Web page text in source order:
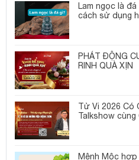
Lam ngọc là
cách sử dụng
PHÁT ĐỘNG
RINH QUÀ XỊN
Tử Vi 2026 Có
Talkshow cùng
Mệnh Mộc hợp